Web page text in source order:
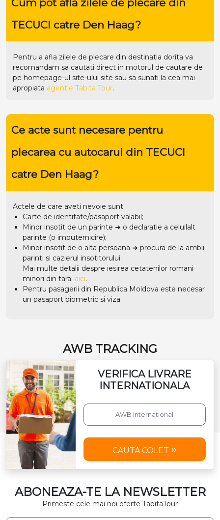
Cum pot afla zilele de plecare din
TECUCI catre Den Haag?
Pentru a afla zilele de plecare din destinatia dorita va
recomandam sa cautati direct in motorul de cautare de
pe homepage-ul site-ului site sau sa sunati la cea mai
apropiata agentie Tabita Tour.
Ce acte sunt necesare pentru
plecarea cu autocarul din TECUCI
catre Den Haag?
Actele de care aveti nevoie sunt:
Carte de identitate/pasaport valabil;
Minor insotit de un parinte ➜ o declaratie a celuilalt
parinte (o imputernicire);
Minor insotit de o alta persoana ➜ procura de la ambii
parinti si cazierul insotitorului;
Mai multe detalii despre iesirea cetatenilor romani
minori din tara: aici.
Pentru pasagerii din Republica Moldova este necesar
un pasaport biometric si viza
AWB TRACKING
VERIFICA LIVRARE
INTERNATIONALA
CAUTA COLET
ABONEAZA-TE LA NEWSLETTER
Primeste cele mai noi oferte TabitaTour